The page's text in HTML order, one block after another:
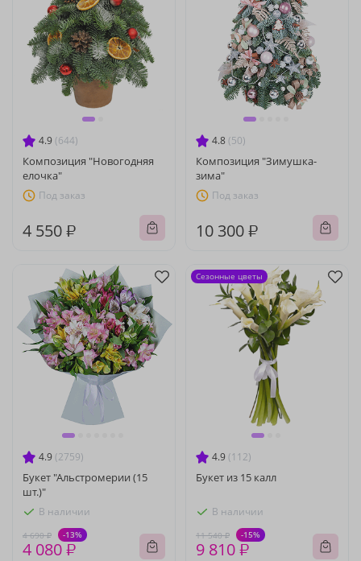
4.9 (644)
Композиция "Новогодняя
елочка"
Под заказ
4 550 ₽
4.8 (50)
Композиция "Зимушка-
зима"
Под заказ
10 300 ₽
4.9 (2759)
Букет "Альстромерии (15
шт.)"
В наличии
4 690 ₽ -13%
4 080 ₽
4.9 (112)
Букет из 15 калл
В наличии
11 540 ₽ -15%
9 810 ₽
Сезонные цветы